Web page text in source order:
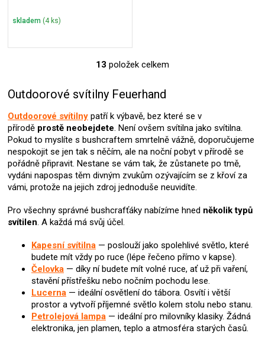
skladem (4 ks)
O
l
d
a
c
í
p
r
v
k
y
v
i
s
u
13 položek celkem
Outdoorové svítilny Feuerhand
Outdoorové svítilny patří k výbavě, bez které se v
přírodě prostě neobejdete. Není ovšem svítilna jako svítilna.
Pokud to myslíte s bushcraftem smrtelně vážně, doporučujeme
nespokojit se jen tak s něčím, ale na noční pobyt v přírodě se
pořádně připravit. Nestane se vám tak, že zůstanete po tmě,
vydáni napospas těm divným zvukům ozývajícím se z křoví za
vámi, protože na jejich zdroj jednoduše neuvidíte.
Pro všechny správné bushcrafťáky nabízíme hned několik typů
svítilen. A každá má svůj účel.
Kapesní svítilna — poslouží jako spolehlivé světlo, které
budete mít vždy po ruce (lépe řečeno přímo v kapse).
Čelovka — díky ní budete mít volné ruce, ať už při vaření,
stavění přístřešku nebo nočním pochodu lese.
Lucerna — ideální osvětlení do tábora. Osvítí i větší
prostor a vytvoří příjemné světlo kolem stolu nebo stanu.
Petrolejová lampa — ideální pro milovníky klasiky. Žádná
elektronika, jen plamen, teplo a atmosféra starých časů.